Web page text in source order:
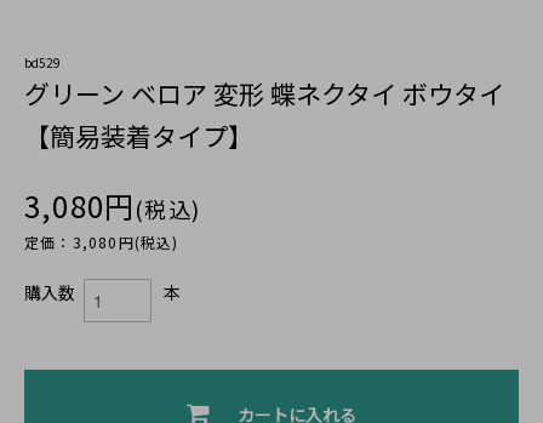
bd529
グリーン ベロア 変形 蝶ネクタイ ボウタイ
【簡易装着タイプ】
3,080円(税込)
定価：3,080円(税込)
購入数 本
カートに入れる